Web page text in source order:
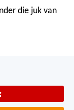
die juk van